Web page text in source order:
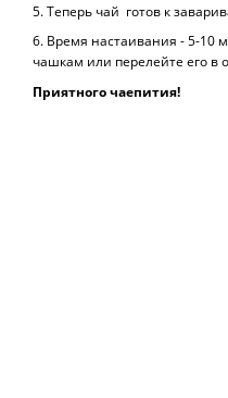
5. Теперь чай готов к
6. Время настаивания - 5-10
чашкам или перелейте его в
Приятного чаепития!